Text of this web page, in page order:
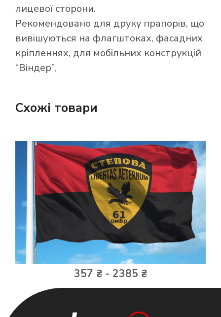
лицевої сторони.
Рекомендовано для друку прапорів, що
вивішуються на флагштоках, фасадних
кріпленнях, для мобільних конструкцій
“Віндер”,
Схожі товари
357 ₴ - 2385 ₴